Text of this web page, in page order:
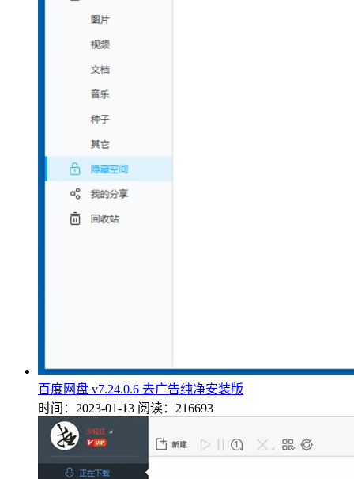
百度网盘 v7.24.0.6 去广告纯净安装版
时间：2023-01-13 阅读：216693